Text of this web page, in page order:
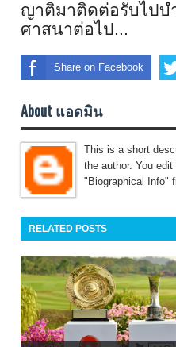
ญาติมาติดต่อรับไปบ
ศาสนาต่อไป...
Share on Facebook
About แอดมิน
This is a short
the author. You
"Biographical Info"
RELATED POSTS